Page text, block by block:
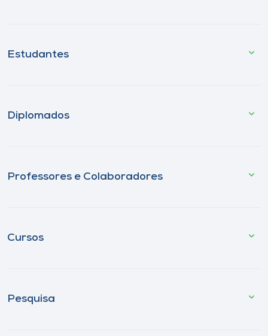
Estudantes
Diplomados
Professores e Colaboradores
Cursos
Pesquisa